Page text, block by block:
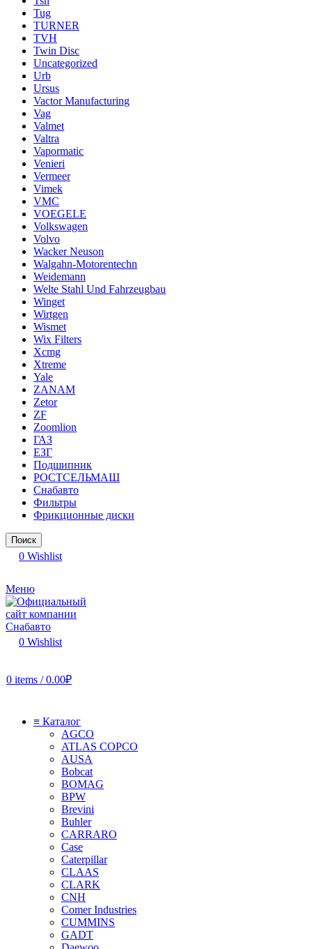
Tug
TURNER
TVH
Twin Disc
Uncategorized
Urb
Ursus
Vactor Manufacturing
Vag
Valmet
Valtra
Vapormatic
Venieri
Vermeer
Vimek
VMC
VOEGELE
Volkswagen
Volvo
Wacker Neuson
Walgahn-Motorentechn
Weidemann
Welte Stahl Und Fahrzeugbau
Winget
Wirtgen
Wismet
Wix Filters
Xcmg
Xtreme
Yale
ZANAM
Zetor
ZF
Zoomlion
ГАЗ
ЕЗГ
Подшипник
РОСТСЕЛЬМАШ
Снабавто
Фильтры
Фрикционные диски
Поиск
0 Wishlist
Меню
0 Wishlist
0 items / 0.00₽
≡ Каталог
AGCO
ATLAS COPCO
AUSA
Bobcat
BOMAG
BPW
Brevini
Buhler
CARRARO
Case
Caterpillar
CLAAS
CLARK
CNH
Comer Industries
CUMMINS
GADT